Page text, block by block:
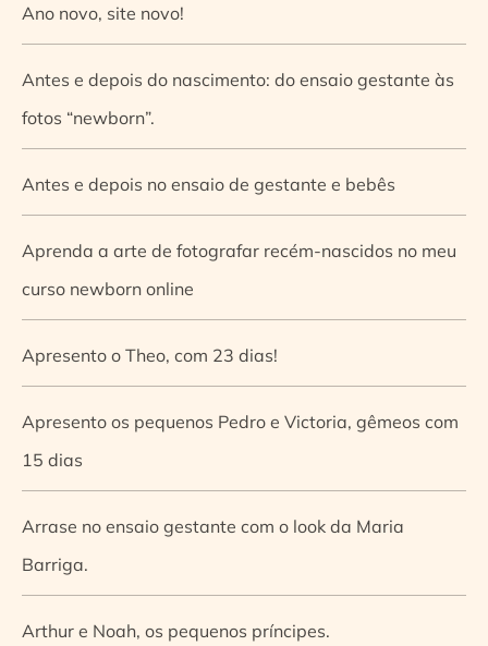
Ano novo, site novo!
Antes e depois do nascimento: do ensaio gestante às
fotos “newborn”.
Antes e depois no ensaio de gestante e bebês
Aprenda a arte de fotografar recém-nascidos no meu
curso newborn online
Apresento o Theo, com 23 dias!
Apresento os pequenos Pedro e Victoria, gêmeos com
15 dias
Arrase no ensaio gestante com o look da Maria
Barriga.
Arthur e Noah, os pequenos príncipes.